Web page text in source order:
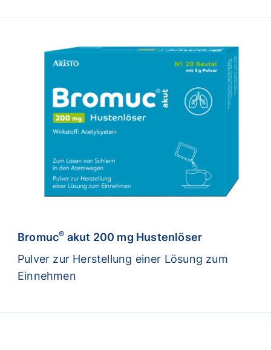
Bromuc® akut 200 mg Hustenlöser
Pulver zur Herstellung einer Lösung zum
Einnehmen